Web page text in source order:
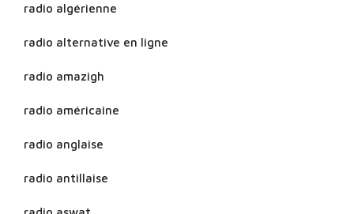
radio algérienne
radio alternative en ligne
radio amazigh
radio américaine
radio anglaise
radio antillaise